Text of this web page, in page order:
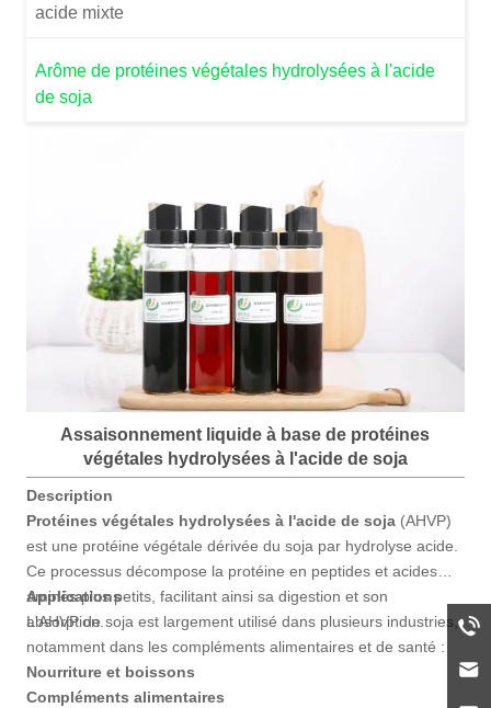
acide mixte
Arôme de protéines végétales hydrolysées à l'acide
de soja
Assaisonnement liquide à base de protéines
végétales hydrolysées à l'acide de soja
Description
Protéines végétales hydrolysées à l'acide de soja(AHVP)
est une protéine végétale dérivée du soja par hydrolyse acide.
Ce processus décompose la protéine en peptides et acides
aminés plus petits, facilitant ainsi sa digestion et son
absorption.
Applications
L'AHVP de soja est largement utilisé dans plusieurs industries,
notamment dans les compléments alimentaires et de santé :
Nourriture et boissons
Compléments alimentaires